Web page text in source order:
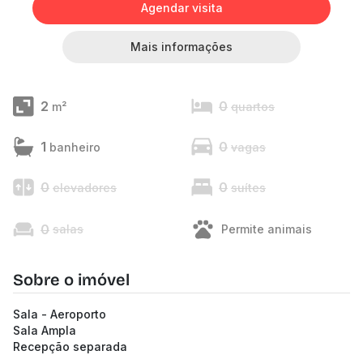
Agendar visita
Mais informações
2 m² 0 quartos
1 banheiro 0 vagas
0 elevadores 0 suítes
0 salas Permite animais
Sobre o imóvel
Sala - Aeroporto
Sala Ampla
Recepção separada